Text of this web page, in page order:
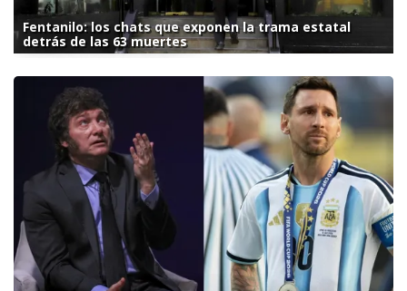
Fentanilo: los chats que exponen la trama estatal
detrás de las 63 muertes